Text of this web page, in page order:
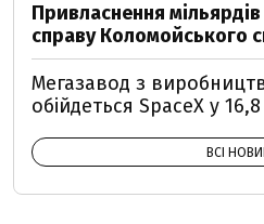
Привласнення
справу Коломойського
Мегазавод з
обійдеться SpaceX у
ВСІ